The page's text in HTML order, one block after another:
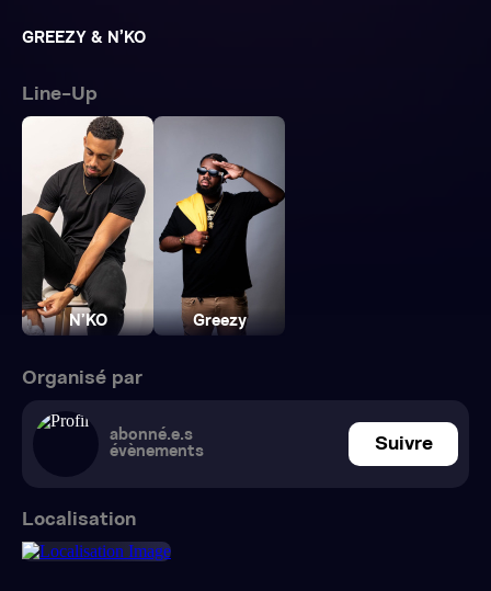
GREEZY & N’KO
Line-Up
N’KO Greezy
Organisé par
abonné.e.s
évènements
Suivre
Localisation